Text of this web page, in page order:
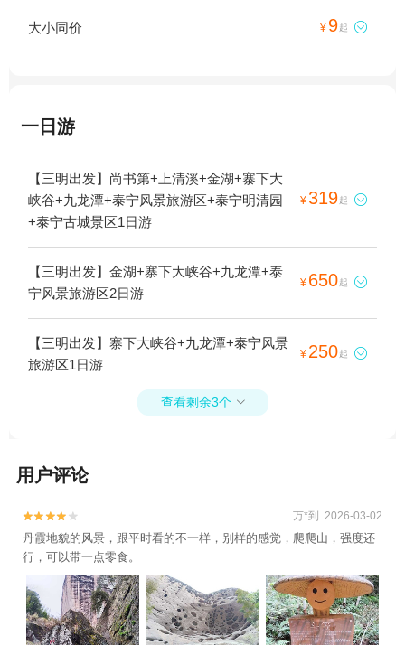
大小同价 ¥ 9起 
一日游
【三明出发】尚书第+上清溪+金湖+寨下大
峡谷+九龙潭+泰宁风景旅游区+泰宁明清园
+泰宁古城景区1日游
¥319起 
【三明出发】金湖+寨下大峡谷+九龙潭+泰
宁风景旅游区2日游
¥ 650起 
【三明出发】寨下大峡谷+九龙潭+泰宁风景
旅游区1日游
¥ 250起 
查看剩余3个 
用户评论

 万*到 2026-03-02
丹霞地貌的风景，跟平时看的不一样，别样的感觉，爬爬山，强度还
行，可以带一点零食。